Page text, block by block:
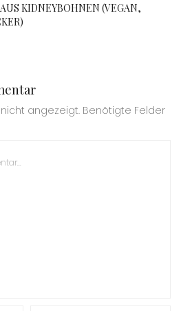
KIDNEYBOHNEN (VEGAN,
angezeigt. Benötigte Felder